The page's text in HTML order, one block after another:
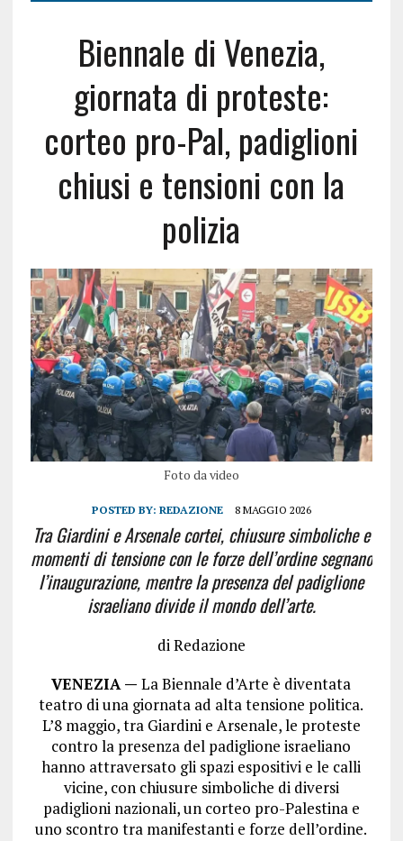
Biennale di Venezia,
giornata di proteste:
corteo pro-Pal, padiglioni
chiusi e tensioni con la
polizia
Foto da video
POSTED BY: REDAZIONE 8 MAGGIO 2026
Tra Giardini e Arsenale cortei, chiusure simboliche e
momenti di tensione con le forze dell’ordine segnano
l’inaugurazione, mentre la presenza del padiglione
israeliano divide il mondo dell’arte.
di Redazione
VENEZIA — La Biennale d’Arte è diventata
teatro di una giornata ad alta tensione politica.
L’8 maggio, tra Giardini e Arsenale, le proteste
contro la presenza del padiglione israeliano
hanno attraversato gli spazi espositivi e le calli
vicine, con chiusure simboliche di diversi
padiglioni nazionali, un corteo pro-Palestina e
uno scontro tra manifestanti e forze dell’ordine.